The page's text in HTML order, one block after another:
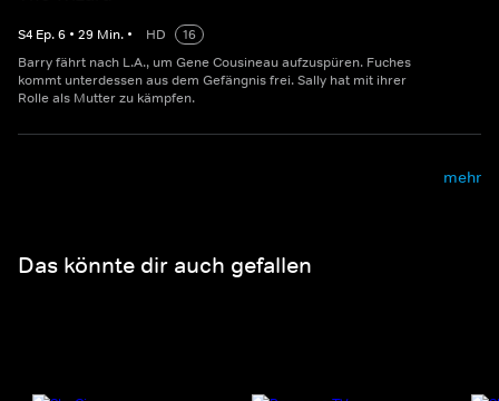
S4 Ep.6 • 29 Min. • HD
16
Barry fährt nach L.A., um Gene Cousineau aufzuspüren. Fuches
kommt unterdessen aus dem Gefängnis frei. Sally hat mit ihrer
Rolle als Mutter zu kämpfen.
mehr
Das könnte dir auch gefallen